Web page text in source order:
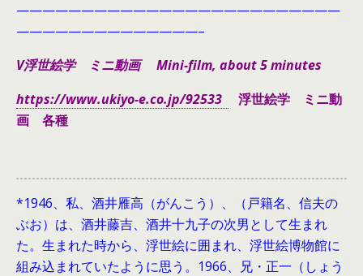
—————————————————————————
——————————————–
V浮世絵学 ミニ動画 Mini-film, about 5 minutes
https://www.ukiyo-e.co.jp/92533
浮世絵学 ミニ動
画 各種
*1946、 私、酒井雁高（がんこう）、（戸籍名、信夫の
ぶお）は、酒井藤吉、酒井十九子の次男として生まれ
た。生まれた時から、浮世絵に囲まれ、浮世絵博物館に
組み込まれていたように思う。1966、兄・正一（しょう